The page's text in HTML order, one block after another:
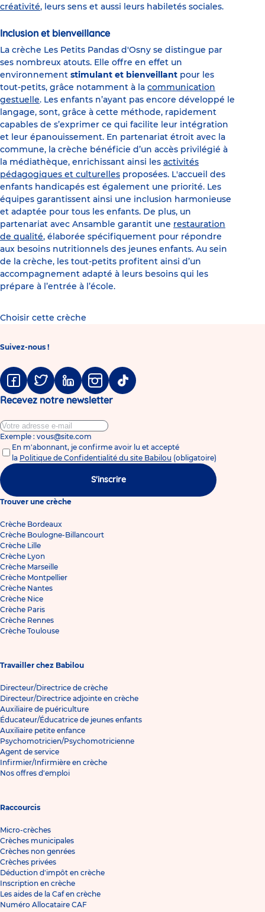
créativité, leurs sens et aussi leurs habiletés sociales.
Inclusion et bienveillance
La crèche Les Petits Pandas d'Osny se distingue par
ses nombreux atouts. Elle offre en effet un
environnement stimulant et bienveillant pour les
tout-petits, grâce notamment à la communication
gestuelle. Les enfants n’ayant pas encore développé le
langage, sont, grâce à cette méthode, rapidement
capables de s’exprimer ce qui facilite leur intégration
et leur épanouissement. En partenariat étroit avec la
commune, la crèche bénéficie d’un accès privilégié à
la médiathèque, enrichissant ainsi les activités
pédagogiques et culturelles proposées. L'accueil des
enfants handicapés est également une priorité. Les
équipes garantissent ainsi une inclusion harmonieuse
et adaptée pour tous les enfants. De plus, un
partenariat avec Ansamble garantit une restauration
de qualité, élaborée spécifiquement pour répondre
aux besoins nutritionnels des jeunes enfants. Au sein
de la crèche, les tout-petits profitent ainsi d’un
accompagnement adapté à leurs besoins qui les
prépare à l’entrée à l’école.
Choisir cette crèche
Suivez-nous !
FacebookTwitter LinkedinInstagramTiktok
Recevez notre newsletter
Exemple : vous@site.com
En m'abonnant, je confirme avoir lu et accepté
la Politique de Confidentialité du site Babilou (obligatoire)
S'inscrire
Trouver une crèche
Crèche Bordeaux
Crèche Boulogne-Billancourt
Crèche Lille
Crèche Lyon
Crèche Marseille
Crèche Montpellier
Crèche Nantes
Crèche Nice
Crèche Paris
Crèche Rennes
Crèche Toulouse
Travailler chez Babilou
Directeur/Directrice de crèche
Directeur/Directrice adjointe en crèche
Auxiliaire de puériculture
Éducateur/Éducatrice de jeunes enfants
Auxiliaire petite enfance
Psychomotricien/Psychomotricienne
Agent de service
Infirmier/Infirmière en crèche
Nos offres d'emploi
Raccourcis
Micro-crèches
Crèches municipales
Crèches non genrées
Crèches privées
Déduction d'impôt en crèche
Inscription en crèche
Les aides de la Caf en crèche
Numéro Allocataire CAF